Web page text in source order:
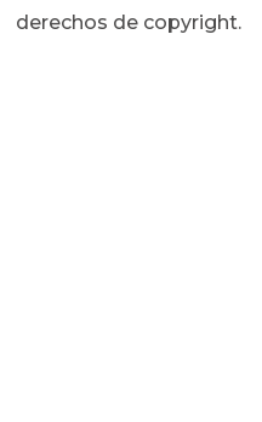
derechos de copyright.